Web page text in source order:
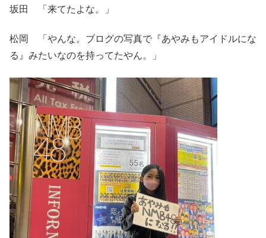
坂田 「来てたよな。」
松岡 「やんな。ブログの写真で『あやみもアイドルにな
る』みたいなのを持ってたやん。」